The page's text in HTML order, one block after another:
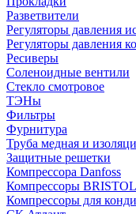
Разветвители
Регуляторы давления
Регуляторы давления
Ресиверы
Соленоидные вентили
Стекло смотровое
ТЭНы
Фильтры
Фурнитура
Труба медная и
Защитные решетки
Компрессора Danfoss
Компрессоры
Компрессоры для